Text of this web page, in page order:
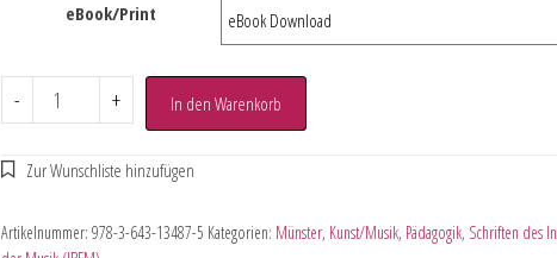
eBook/Print
- + In den Warenkorb
Artikelnummer: 978-3-643-13487-5 Kategorien: Münster, Kunst/Musik, Pädagogik, Schriften des